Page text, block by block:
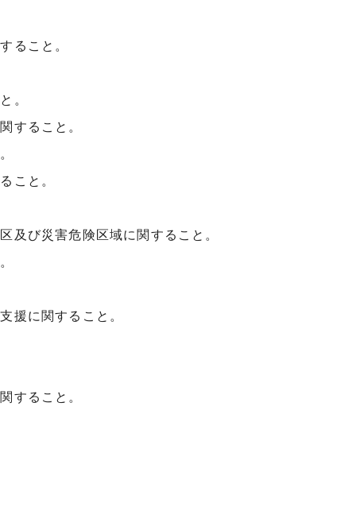
ること。
。
すること。
こと。
及び災害危険区域に関すること。
援に関すること。
すること。